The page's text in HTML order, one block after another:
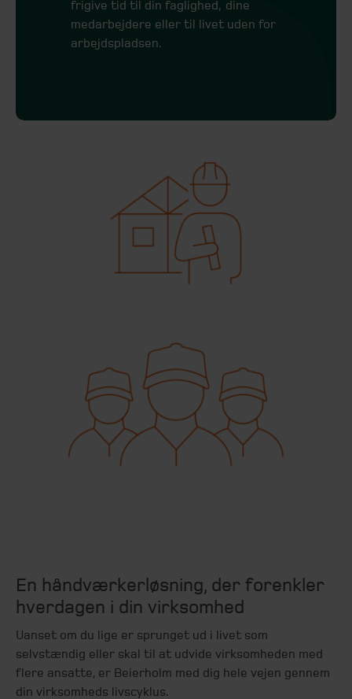
frigive tid til din faglighed, dine
medarbejdere eller til livet uden for
arbejdspladsen.
En håndværkerløsning, der forenkler
hverdagen i din virksomhed
Uanset om du lige er sprunget ud i livet som
selvstændig eller skal til at udvide virksomheden med
flere ansatte, er Beierholm med dig hele vejen gennem
din virksomheds livscyklus.